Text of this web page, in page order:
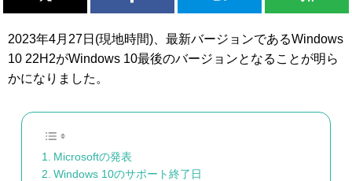
2023年4月27日(現地時間)、最新バージョンであるWindows
10 22H2がWindows 10最後のバージョンとなることが明ら
かになりました。
Microsoftの発表
Windows 10のサポート終了日